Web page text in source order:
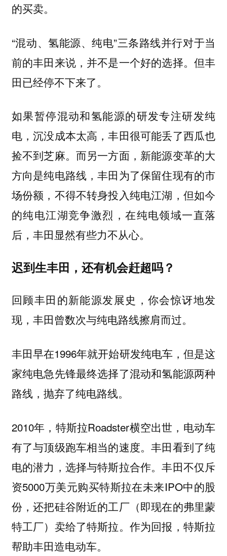
的买卖。
“混动、氢能源、纯电”三条路线并行对于当
前的丰田来说，并不是一个好的选择。但丰
田已经停不下来了。
如果暂停混动和氢能源的研发专注研发纯
电，沉没成本太高，丰田很可能丢了西瓜也
捡不到芝麻。而另一方面，新能源变革的大
方向是纯电路线，丰田为了保留住现有的市
场份额，不得不转身投入纯电江湖，但如今
的纯电江湖竞争激烈，在纯电领域一直落
后，丰田显然有些力不从心。
迟到生丰田，还有机会赶超吗？
回顾丰田的新能源发展史，你会惊讶地发
现，丰田曾数次与纯电路线擦肩而过。
丰田早在1996年就开始研发纯电车，但是这
家纯电急先锋最终选择了混动和氢能源两种
路线，抛弃了纯电路线。
2010年，特斯拉Roadster横空出世，电动车
有了与顶级跑车相当的速度。丰田看到了纯
电的潜力，选择与特斯拉合作。丰田不仅斥
资5000万美元购买特斯拉在未来IPO中的股
份，还把硅谷附近的工厂（即现在的弗里蒙
特工厂）卖给了特斯拉。作为回报，特斯拉
帮助丰田造电动车。